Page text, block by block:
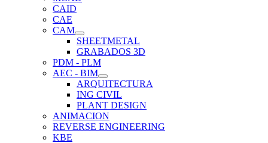
CAID
CAE
CAM
SHEETMETAL
GRABADOS 3D
PDM - PLM
AEC - BIM
ARQUITECTURA
ING CIVIL
PLANT DESIGN
ANIMACION
REVERSE ENGINEERING
KBE